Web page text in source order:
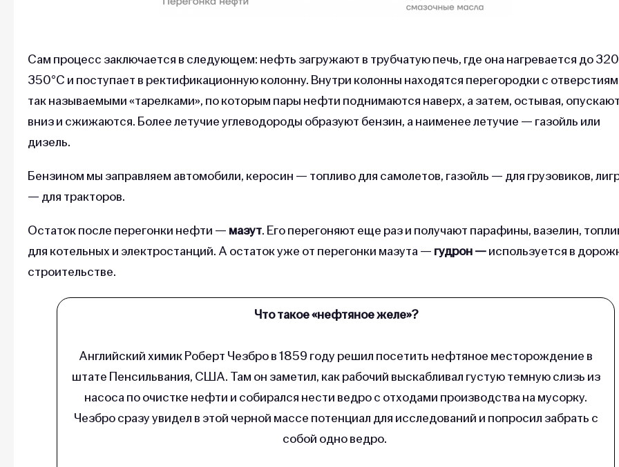
Сам процесс заключается в следующем: нефть загружают в трубчатую печь, где она нагревается до
350°С и поступает в ректификационную колонну. Внутри колонны находятся перегородки с
так называемыми «тарелками», по которым пары нефти поднимаются наверх, а затем, остывая,
вниз и сжижаются. Более летучие углеводороды образуют бензин, а наименее летучие — газойль или
дизель.
Бензином мы заправляем автомобили, керосин — топливо для самолетов, газойль — для грузовиков,
— для тракторов.
Остаток после перегонки нефти — мазут. Его перегоняют еще раз и получают парафины, вазелин,
для котельных и электростанций. А остаток уже от перегонки мазута — гудрон —используется в
строительстве.
Что такое «нефтяное желе»?
Английский химик Роберт Чезбро в 1859 году решил посетить нефтяное месторождение в
штате Пенсильвания, США. Там он заметил, как рабочий выскабливал густую темную слизь из
насоса по очистке нефти и собирался нести ведро с отходами производства на мусорку.
Чезбро сразу увидел в этой черной массе потенциал для исследований и попросил забрать с
собой одно ведро.